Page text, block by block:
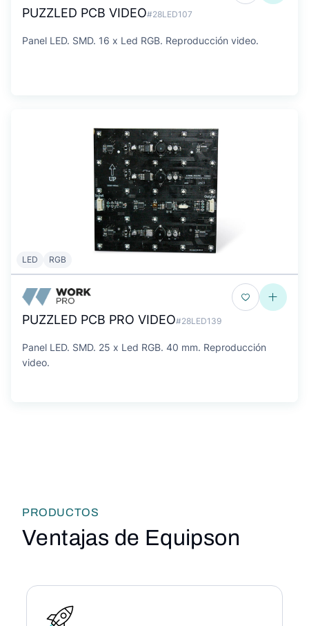
PUZZLED PCB VIDEO#28LED107
Panel LED. SMD. 16 x Led RGB. Reproducción video.
LED RGB
PUZZLED PCB PRO VIDEO#28LED139
Panel LED. SMD. 25 x Led RGB. 40 mm. Reproducción
video.
PRODUCTOS
Ventajas de Equipson